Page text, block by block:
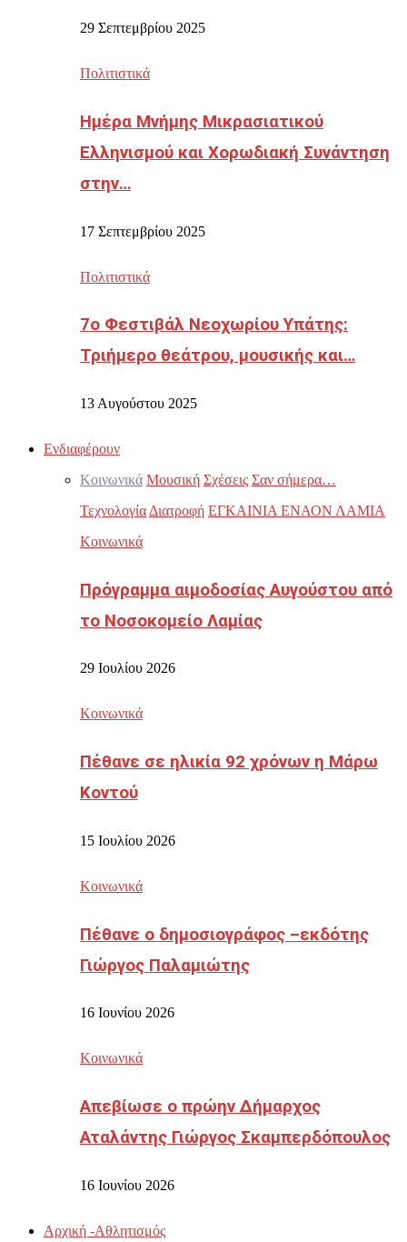
29 Σεπτεμβρίου 2025
Πολιτιστικά
Ημέρα Μνήμης Μικρασιατικού
Ελληνισμού και Χορωδιακή Συνάντηση
στην…
17 Σεπτεμβρίου 2025
Πολιτιστικά
7ο Φεστιβάλ Νεοχωρίου Υπάτης:
Τριήμερο θεάτρου, μουσικής και…
13 Αυγούστου 2025
Ενδιαφέρουν
Κοινωνικά Μουσική Σχέσεις Σαν σήμερα…
Τεχνολογία Διατροφή ΕΓΚΑΙΝΙΑ ΕΝΑΟΝ ΛΑΜΙΑ
Κοινωνικά
Πρόγραμμα αιμοδοσίας Αυγούστου από
το Νοσοκομείο Λαμίας
29 Ιουλίου 2026
Κοινωνικά
Πέθανε σε ηλικία 92 χρόνων η Μάρω
Κοντού
15 Ιουλίου 2026
Κοινωνικά
Πέθανε ο δημοσιογράφος –εκδότης
Γιώργος Παλαμιώτης
16 Ιουνίου 2026
Κοινωνικά
Απεβίωσε ο πρώην Δήμαρχος
Αταλάντης Γιώργος Σκαμπερδόπουλος
16 Ιουνίου 2026
Αρχική -Αθλητισμός